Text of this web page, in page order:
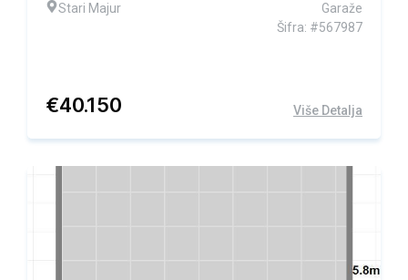
Stari Majur
Garaže
Šifra: #567987
€40.150 Više Detalja